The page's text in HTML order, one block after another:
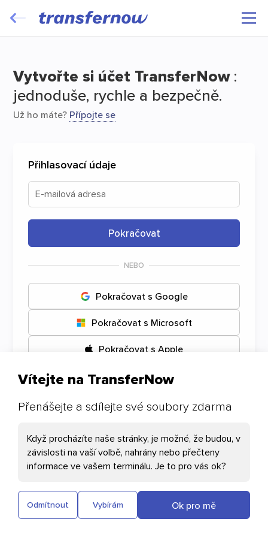
přenosem
Start
Vytvořte si účet TransferNow:
jednoduše, rychle a bezpečně.
Už ho máte? Přípojte se
Přihlasovací údaje
E-mailová adresa
Pokračovat
Pokračovat s Google
Pokračovat s Microsoft
Pokračovat s Apple
Vítejte na TransferNow
Přenášejte a sdílejte své soubory zdarma
Když procházíte naše stránky, je možné, že budou, v
závislosti na vaší volbě, nahrány nebo přečteny
informace ve vašem terminálu. Je to pro vás ok?
Odmítnout Vybírám Ok pro mě
Vaše preference souborů
Nezbytné Cookies
Cloudflare: Tento soubor cookie pomáhá při
načítání stránek a ověřování uživatelů
Plausible: Měří návštěvnost našich